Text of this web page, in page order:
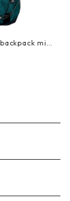
backpack min
ァスナーm